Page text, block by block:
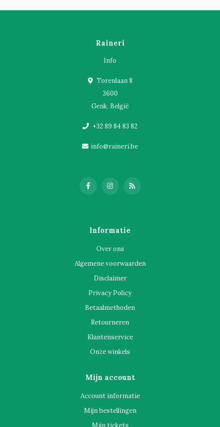
Raineri
Info
Torenlaan 8
3600
Genk, België
+32 89 84 83 82
info@raineri.be
Informatie
Over ons
Algemene voorwaarden
Disclaimer
Privacy Policy
Betaalmethoden
Retourneren
Klantenservice
Onze winkels
Mijn account
Account informatie
Mijn bestellingen
Mijn tickets